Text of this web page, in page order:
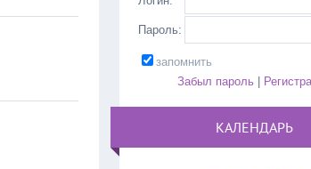
Пароль:
запомнить
Забыл пароль|
КАЛЕНДАРЬ